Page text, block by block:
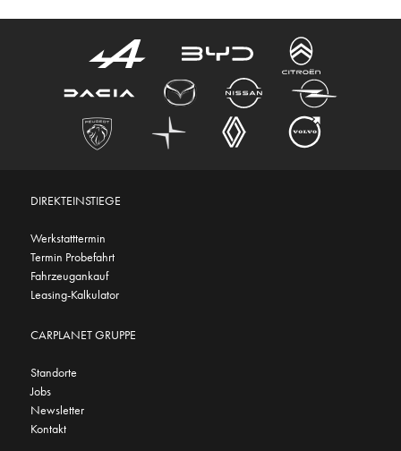
DIREKTEINSTIEGE
Werkstatttermin
Termin Probefahrt
Fahrzeugankauf
Leasing-Kalkulator
CARPLANET GRUPPE
Standorte
Jobs
Newsletter
Kontakt